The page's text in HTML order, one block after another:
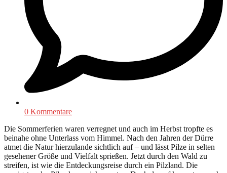
0 Kommentare
Die Sommerferien waren verregnet und auch im Herbst tropfte es
beinahe ohne Unterlass vom Himmel. Nach den Jahren der Dürre
atmet die Natur hierzulande sichtlich auf – und lässt Pilze in selten
gesehener Größe und Vielfalt sprießen. Jetzt durch den Wald zu
streifen, ist wie die Entdeckungsreise durch ein Pilzland. Die